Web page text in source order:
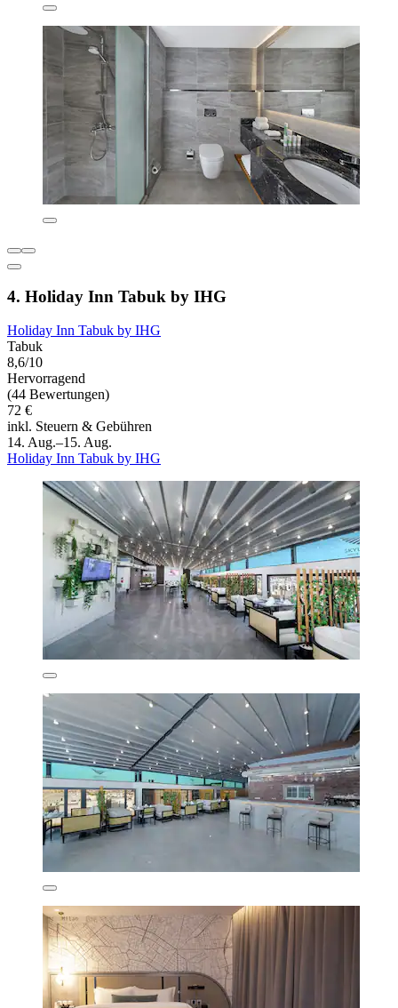
4. Holiday Inn Tabuk by IHG
Holiday Inn Tabuk by IHG
Tabuk
8,6/10
Hervorragend
(44 Bewertungen)
72 €
inkl. Steuern & Gebühren
14. Aug.–15. Aug.
Holiday Inn Tabuk by IHG